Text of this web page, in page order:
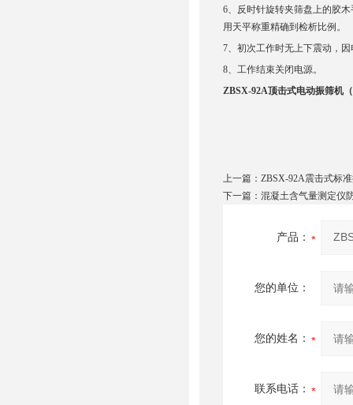
6、反时针旋转夹筛盘上的胶
用天平称重精确到检析比例。
7、初次工作时无上下震动，
8、工作结束关闭电源。
ZBSX-92A顶击式电动振筛机
上一篇： ZBSX-92A震击式标
下一篇： 混凝土含气量测定仪
产品：
您的单位：
您的姓名：
联系电话：